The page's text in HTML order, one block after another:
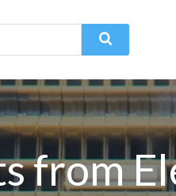
from